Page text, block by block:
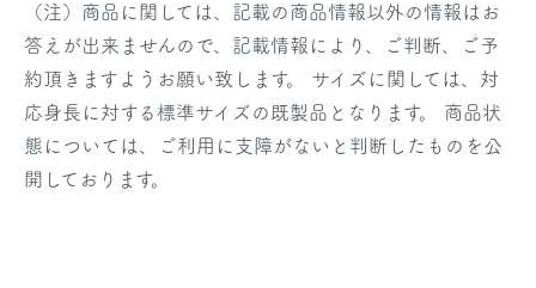
（注）商品に関しては、記載の商品情報以外の情報はお
答えが出来ませんので、記載情報により、ご判断、ご予
約頂きますようお願い致します。 サイズに関しては、対
応身長に対する標準サイズの既製品となります。 商品状
態については、ご利用に支障がないと判断したものを公
開しております。